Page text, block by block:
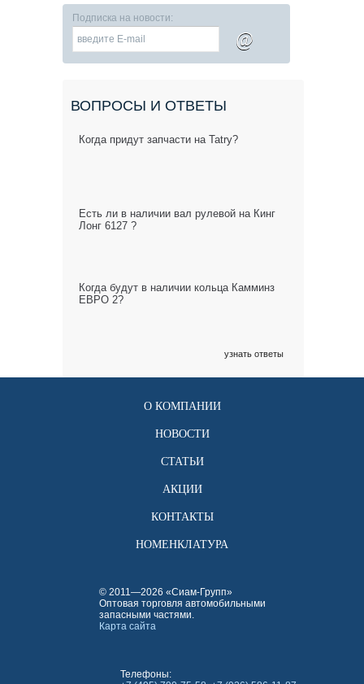
Подписка на новости:
@
ВОПРОСЫ И ОТВЕТЫ
Когда придут запчасти на Tatry?
Есть ли в наличии вал рулевой на Кинг
Лонг 6127 ?
Когда будут в наличии кольца Камминз
ЕВРО 2?
узнать ответы
О КОМПАНИИ
НОВОСТИ
СТАТЬИ
АКЦИИ
КОНТАКТЫ
НОМЕНКЛАТУРА
© 2011—2026 «Сиам-Групп»
Оптовая торговля автомобильными
запасными частями.
Карта сайта
Телефоны: